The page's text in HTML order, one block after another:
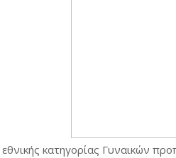
κατηγορίας Γυναικών